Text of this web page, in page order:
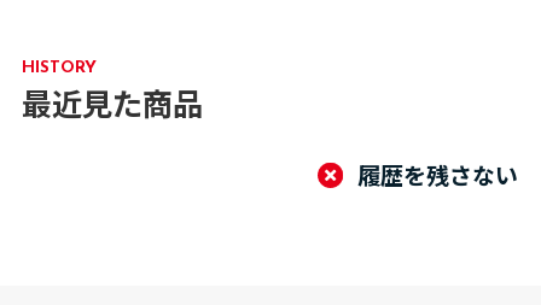
HISTORY
最近見た商品
履歴を残さない